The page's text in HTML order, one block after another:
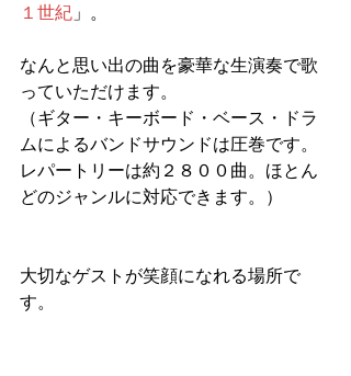
１世紀」。
なんと思い出の曲を豪華な生演奏で歌
っていただけます。
（ギター・キーボード・ベース・ドラ
ムによるバンドサウンドは圧巻です。
レパートリーは約２８００曲。ほとん
どのジャンルに対応できます。）
大切なゲストが笑顔になれる場所で
す。